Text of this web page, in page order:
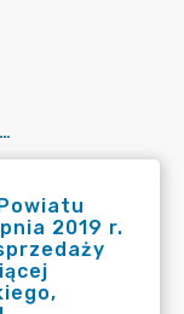
UCHWAŁA NR 91/2019 ZARZĄDU POWIATU ZGORZELECKIEGO Z DNIA 30 SIERPNIA 2019 R. W SPRAWIE PRZEZNACZENIA DO SPRZEDAŻY CZĘŚCI NIERUCHOMOŚCI STANOWIĄCEJ WŁASNOŚĆ POWIATU ZGORZELECKIEGO, POŁOŻONEJ W ZGORZELCU PRZY UL. HENRYKOWSKIEJ.
2019 r.